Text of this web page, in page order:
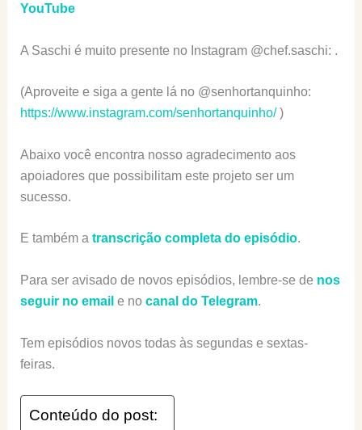
YouTube
A Saschi é muito presente no Instagram @chef.saschi: .
(Aproveite e siga a gente lá no @senhortanquinho:
https://www.instagram.com/senhortanquinho/)
Abaixo você encontra nosso agradecimento aos
apoiadores que possibilitam este projeto ser um
sucesso.
E também a transcrição completa do episódio.
Para ser avisado de novos episódios, lembre-se de nos
seguir no email e no canal do Telegram.
Tem episódios novos todas às segundas e sextas-
feiras.
Conteúdo do post: